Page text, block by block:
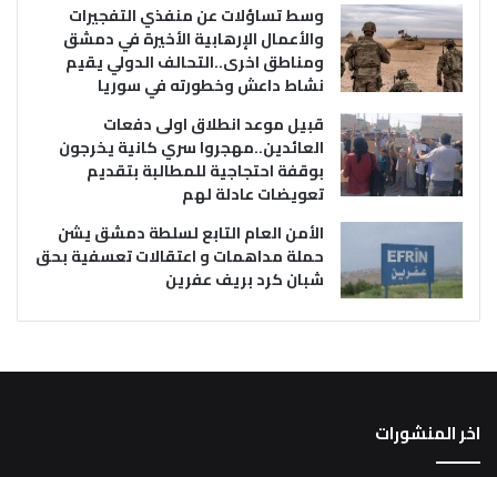
وسط تساؤلات عن منفذي التفجيرات
والأعمال الإرهابية الأخيرة في دمشق
ومناطق اخرى..التحالف الدولي يقيم
نشاط داعش وخطورته في سوريا
قبيل موعد انطلاق اولى دفعات
العائدين..مهجروا سري كانية يخرجون
بوقفة احتجاجية للمطالبة بتقديم
تعويضات عادلة لهم
الأمن العام التابع لسلطة دمشق يشن
حملة مداهمات و اعتقالات تعسفية بحق
شبان كرد بريف عفرين
اخر المنشورات